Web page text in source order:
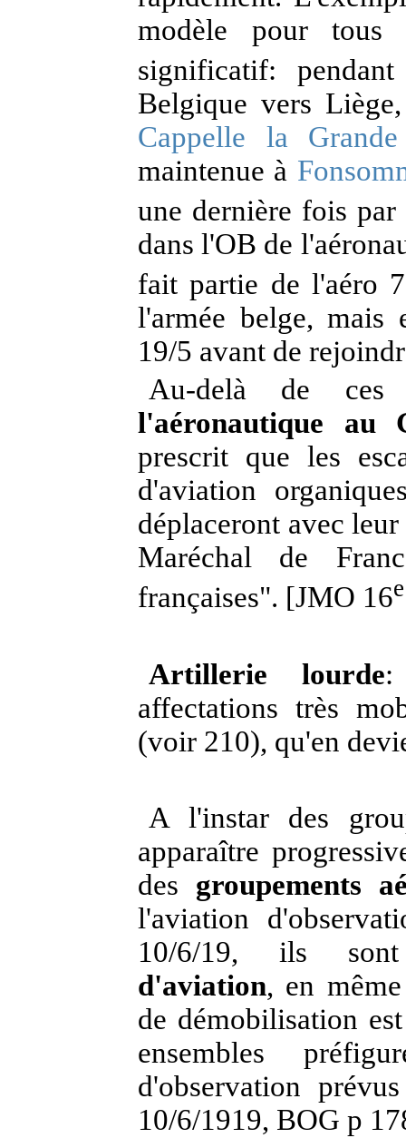
modèle pour tous
significatif:
Belgique vers
Cappelle la Grande
maintenue à
une dernière fois
dans l'OB de
fait partie de l'aéro 7
l'armée belge,
19/5 avant de
Au-delà de
l'aéronautique au
prescrit que les
d'aviation
déplaceront avec
Maréchal de
françaises". [JMO 16e
Artillerie lourde:
affectations très
(voir 210), qu'en
A l'instar des
apparaître
des groupements
l'aviation
10/6/19, ils
d'aviation, en
de démobilisation
ensembles
d'observation
10/6/1919, BOG p